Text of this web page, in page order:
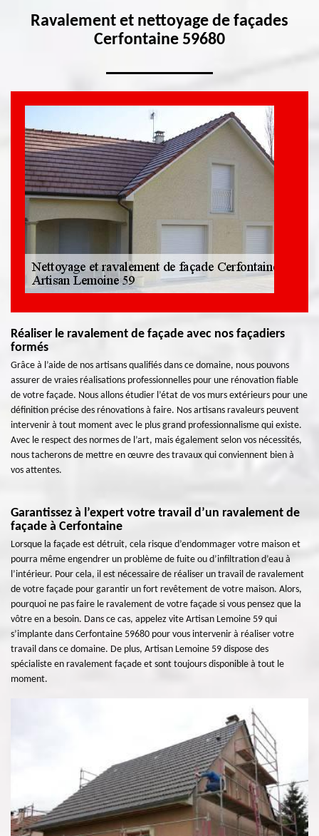
Ravalement et nettoyage de façades
Cerfontaine 59680
Réaliser le ravalement de façade avec nos façadiers
formés
Grâce à l’aide de nos artisans qualifiés dans ce domaine, nous pouvons
assurer de vraies réalisations professionnelles pour une rénovation fiable
de votre façade. Nous allons étudier l’état de vos murs extérieurs pour une
définition précise des rénovations à faire. Nos artisans ravaleurs peuvent
intervenir à tout moment avec le plus grand professionnalisme qui existe.
Avec le respect des normes de l’art, mais également selon vos nécessités,
nous tacherons de mettre en œuvre des travaux qui conviennent bien à
vos attentes.
Garantissez à l’expert votre travail d’un ravalement de
façade à Cerfontaine
Lorsque la façade est détruit, cela risque d’endommager votre maison et
pourra même engendrer un problème de fuite ou d’infiltration d’eau à
l’intérieur. Pour cela, il est nécessaire de réaliser un travail de ravalement
de votre façade pour garantir un fort revêtement de votre maison. Alors,
pourquoi ne pas faire le ravalement de votre façade si vous pensez que la
vôtre en a besoin. Dans ce cas, appelez vite Artisan Lemoine 59 qui
s’implante dans Cerfontaine 59680 pour vous intervenir à réaliser votre
travail dans ce domaine. De plus, Artisan Lemoine 59 dispose des
spécialiste en ravalement façade et sont toujours disponible à tout le
moment.